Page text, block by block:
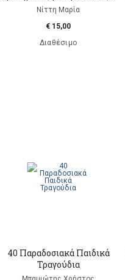
Νίττη Μαρία
€ 15,00
Διαθέσιμο
40 Παραδοσιακά Παιδικά
Τραγούδια